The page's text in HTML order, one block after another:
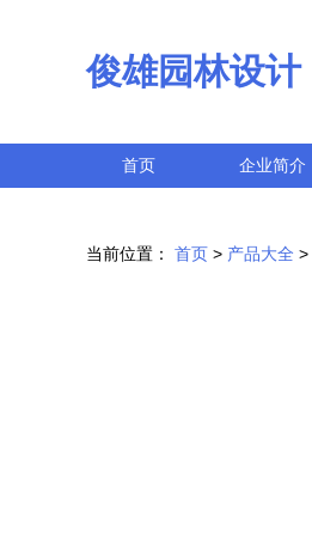
俊雄园林设计
首页 企业简介
当前位置： 首页 > 产品大全 >